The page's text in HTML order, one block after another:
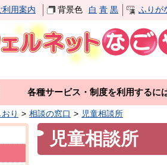
利用案内 背景色 白 青 黒 ふりが
各種サービス・制度を利用するに
り 相談の窓口 児童相談所
児童相談所